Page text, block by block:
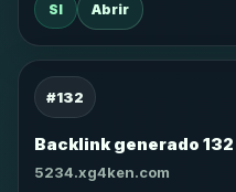
SI Abrir
#132
Backlink generado 132
5234.xg4ken.com